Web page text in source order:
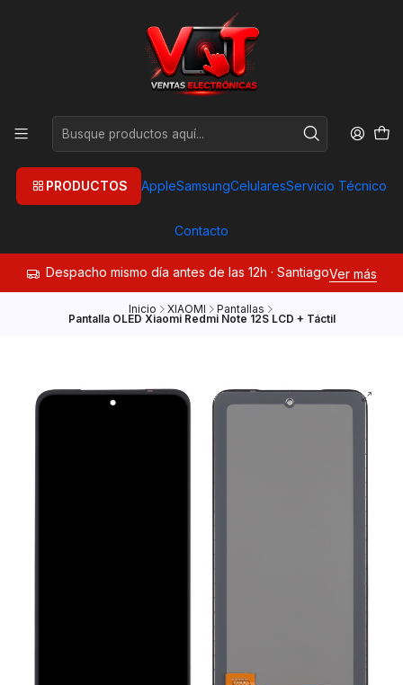
PRODUCTOS AppleSamsungCelularesServicio Técnico
Contacto
Despacho mismo día antes de las 12h · SantiagoVer más
Inicio XIAOMI Pantallas
Pantalla OLED Xiaomi Redmi Note 12S LCD + Táctil